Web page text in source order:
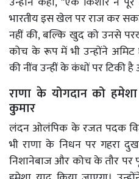
भारतीय इस खेल पर राज कर
नहीं की, बल्कि खुद को उनसे
कोच के रूप में भी उन्होंने अमिट
की नींव उन्हीं के कंधों पर टिकी
राणा के योगदान को
कुमार
लंदन ओलंपिक के रजत पदक
भी राणा के निधन पर गहरा
निशानेबाज और कोच के तौर पर